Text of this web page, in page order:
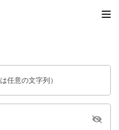
任意の文字列）